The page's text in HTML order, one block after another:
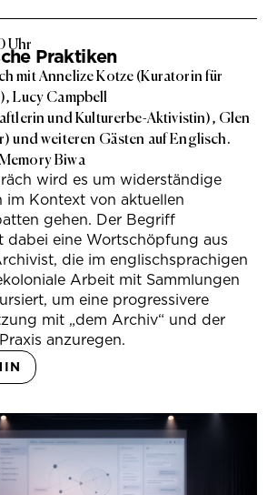
Uhr
Praktiken
mit Annelize Kotze (Kuratorin für
Lucy Campbell
und Kulturerbe-Aktivistin), Glen
und weiteren Gästen auf Englisch.
Biwa
wird es um widerständige
im Kontext von aktuellen
gehen. Der Begriff
dabei eine Wortschöpfung aus
die im englischsprachigen
Arbeit mit Sammlungen
um eine progressivere
mit „dem Archiv“ und der
anzuregen.